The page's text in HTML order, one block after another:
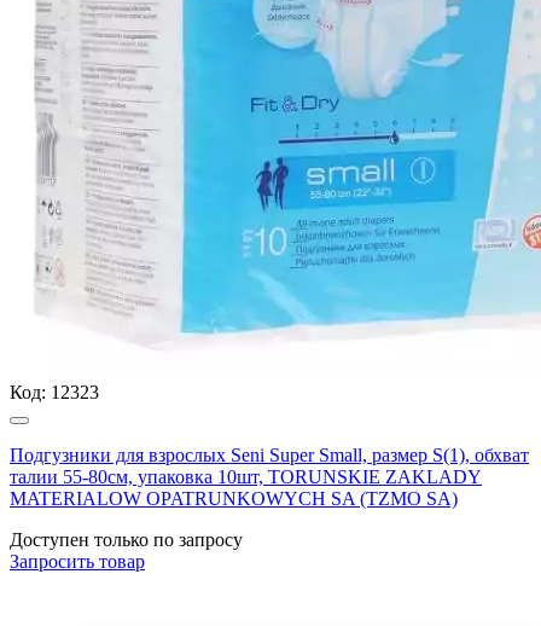
Код: 12323
Подгузники для взрослых Seni Super Small, размер S(1), обхват
талии 55-80см, упаковка 10шт, TORUNSKIE ZAKLADY
MATERIALOW OPATRUNKOWYCH SA (TZMO SA)
Доступен только по запросу
Запросить товар